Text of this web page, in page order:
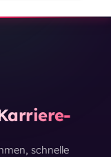
schnelle